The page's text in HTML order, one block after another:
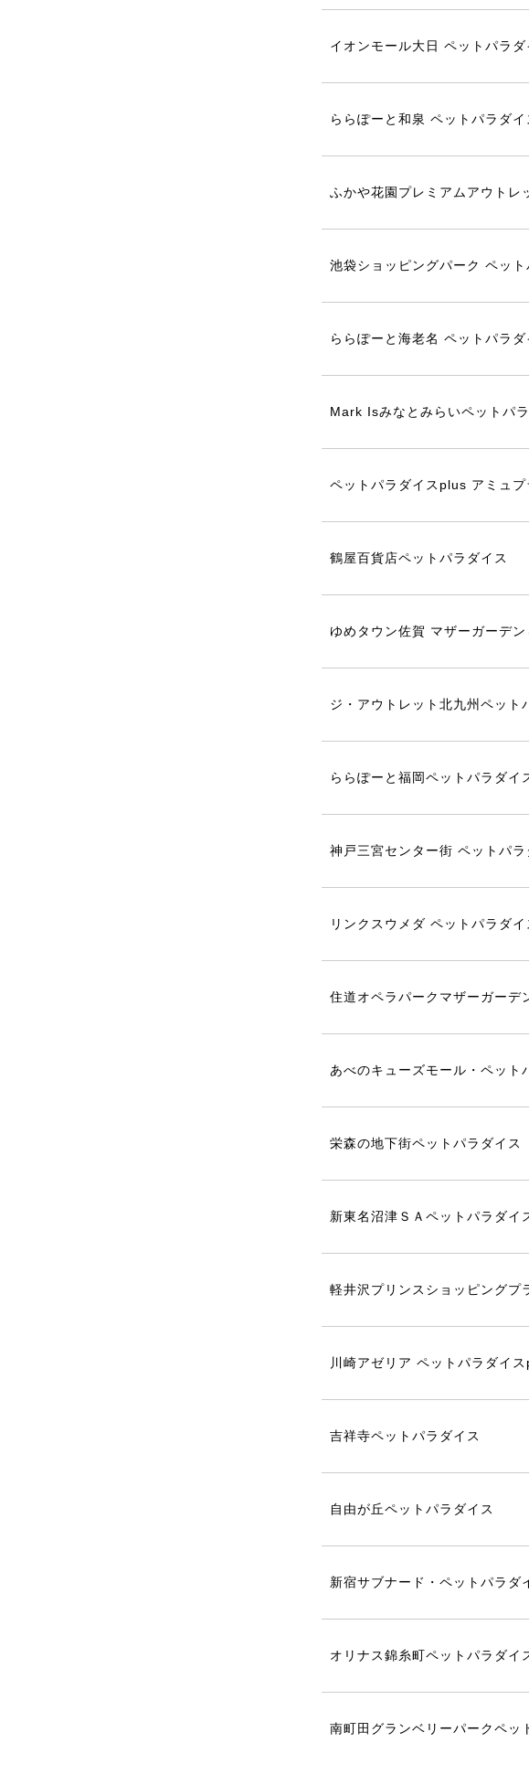
イオンモール大日 ペットパラダ
ららぽーと和泉 ペットパラダイ
ふかや花園プレミアムアウトレ
池袋ショッピングパーク ペット
ららぽーと海老名 ペットパラダ
Mark Isみなとみらいペットパ
ペットパラダイスplus アミュ
鶴屋百貨店ペットパラダイス
ゆめタウン佐賀 マザーガーデ
ジ・アウトレット北九州ペット
ららぽーと福岡ペットパラダイ
神戸三宮センター街 ペットパラ
リンクスウメダ ペットパラダイ
住道オペラパークマザーガーデ
あべのキューズモール・ペット
栄森の地下街ペットパラダイス
新東名沼津ＳＡペットパラダイ
軽井沢プリンスショッピングプ
川崎アゼリア ペットパラダイ
吉祥寺ペットパラダイス
自由が丘ペットパラダイス
新宿サブナード・ペットパラダ
オリナス錦糸町ペットパラダイ
南町田グランベリーパークペッ